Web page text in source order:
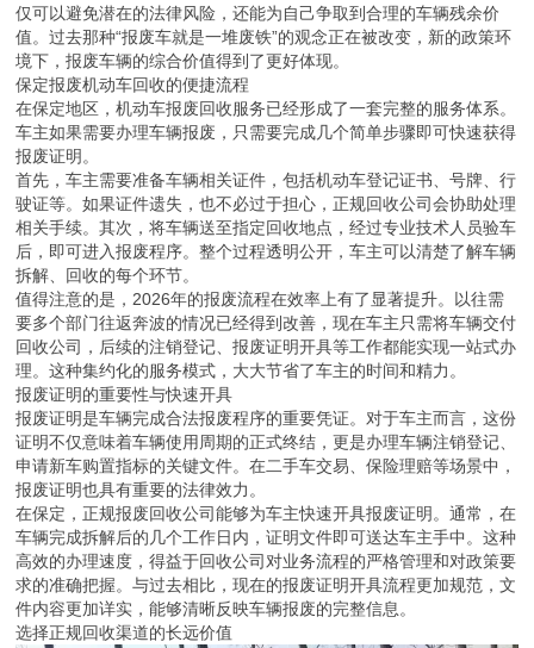
仅可以避免潜在的法律风险，还能为自己争取到合理的车辆残余价
值。过去那种“报废车就是一堆废铁”的观念正在被改变，新的政策环
境下，报废车辆的综合价值得到了更好体现。
保定报废机动车回收的便捷流程
在保定地区，机动车报废回收服务已经形成了一套完整的服务体系。
车主如果需要办理车辆报废，只需要完成几个简单步骤即可快速获得
报废证明。
首先，车主需要准备车辆相关证件，包括机动车登记证书、号牌、行
驶证等。如果证件遗失，也不必过于担心，正规回收公司会协助处理
相关手续。其次，将车辆送至指定回收地点，经过专业技术人员验车
后，即可进入报废程序。整个过程透明公开，车主可以清楚了解车辆
拆解、回收的每个环节。
值得注意的是，2026年的报废流程在效率上有了显著提升。以往需
要多个部门往返奔波的情况已经得到改善，现在车主只需将车辆交付
回收公司，后续的注销登记、报废证明开具等工作都能实现一站式办
理。这种集约化的服务模式，大大节省了车主的时间和精力。
报废证明的重要性与快速开具
报废证明是车辆完成合法报废程序的重要凭证。对于车主而言，这份
证明不仅意味着车辆使用周期的正式终结，更是办理车辆注销登记、
申请新车购置指标的关键文件。在二手车交易、保险理赔等场景中，
报废证明也具有重要的法律效力。
在保定，正规报废回收公司能够为车主快速开具报废证明。通常，在
车辆完成拆解后的几个工作日内，证明文件即可送达车主手中。这种
高效的办理速度，得益于回收公司对业务流程的严格管理和对政策要
求的准确把握。与过去相比，现在的报废证明开具流程更加规范，文
件内容更加详实，能够清晰反映车辆报废的完整信息。
选择正规回收渠道的长远价值